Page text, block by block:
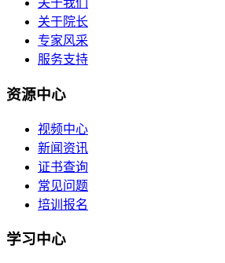
关于我们
关于院长
专家风采
服务支持
资源中心
视频中心
新闻资讯
证书查询
常见问题
培训报名
学习中心